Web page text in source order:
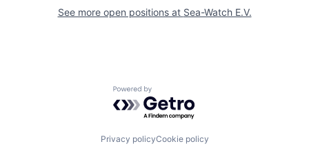
See more open positions at Sea-Watch E.V.
Powered by Getro.com
Privacy policyCookie policy